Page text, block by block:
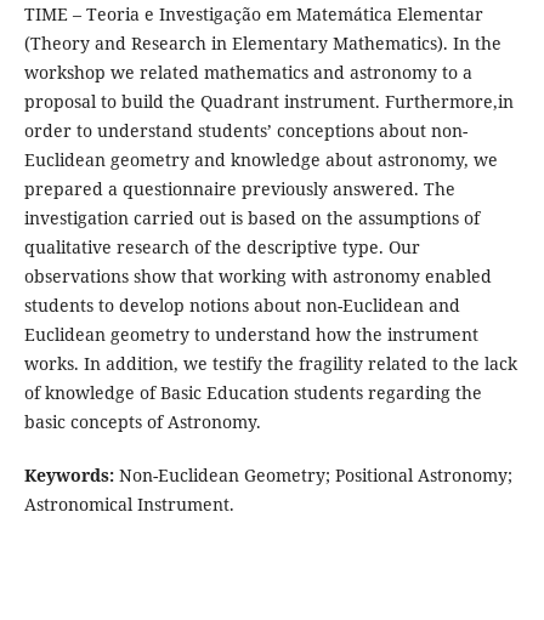
TIME – Teoria e Investigação em Matemática Elementar
(Theory and Research in Elementary Mathematics). In the
workshop we related mathematics and astronomy to a
proposal to build the Quadrant instrument. Furthermore,in
order to understand students’ conceptions about non-
Euclidean geometry and knowledge about astronomy, we
prepared a questionnaire previously answered. The
investigation carried out is based on the assumptions of
qualitative research of the descriptive type. Our
observations show that working with astronomy enabled
students to develop notions about non-Euclidean and
Euclidean geometry to understand how the instrument
works. In addition, we testify the fragility related to the lack
of knowledge of Basic Education students regarding the
basic concepts of Astronomy.
Keywords: Non-Euclidean Geometry; Positional Astronomy;
Astronomical Instrument.